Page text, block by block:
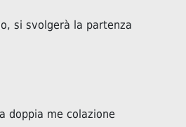
si svolgerà la partenza
doppia me colazione